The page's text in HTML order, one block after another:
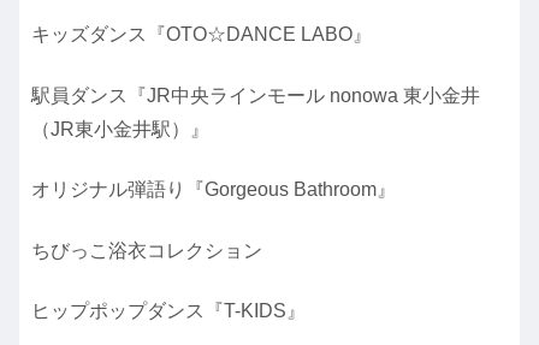
キッズダンス『OTO☆DANCE LABO』
駅員ダンス『JR中央ラインモール nonowa 東小金井
（JR東小金井駅）』
オリジナル弾語り『Gorgeous Bathroom』
ちびっこ浴衣コレクション
ヒップポップダンス『T-KIDS』